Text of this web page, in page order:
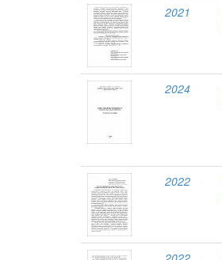
2021
2024
2022